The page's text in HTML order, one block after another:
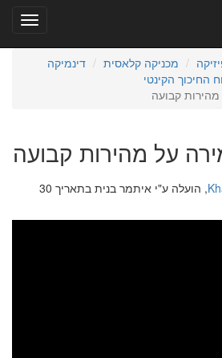
מכניקה קלאסית
דינמיקה
החיכוך הקינטי
מהירות קבועה
על מהירות קבועה
, הועלה ע"י איתמר בנית בתאריך 30